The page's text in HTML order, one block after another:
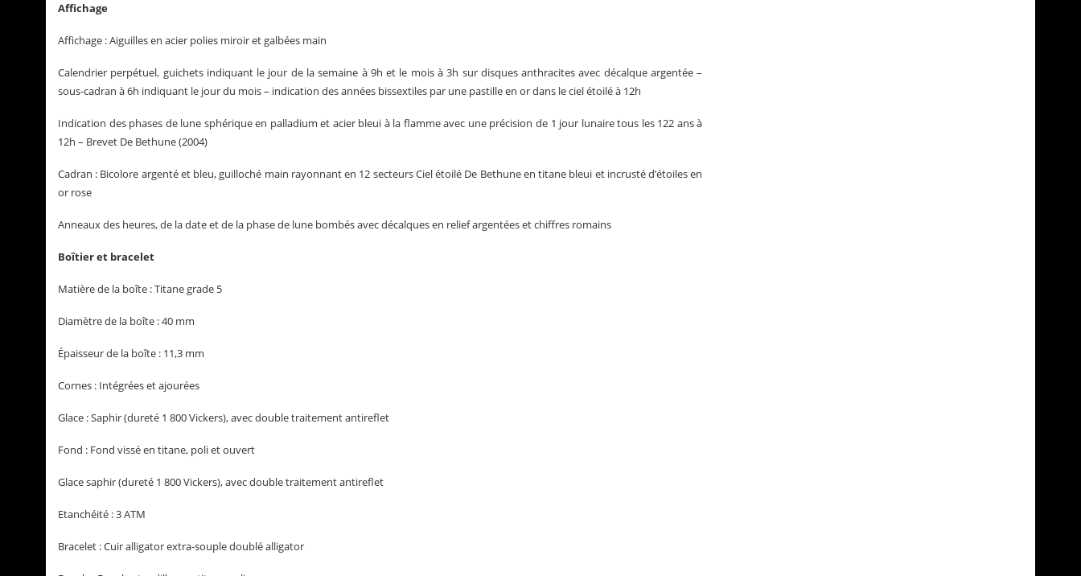
Affichage
Affichage : Aiguilles en acier polies miroir et galbées main
Calendrier perpétuel, guichets indiquant le jour de la semaine à 9h et le mois à 3h sur disques anthracites avec décalque argentée –
sous-cadran à 6h indiquant le jour du mois – indication des années bissextiles par une pastille en or dans le ciel étoilé à 12h
Indication des phases de lune sphérique en palladium et acier bleui à la flamme avec une précision de 1 jour lunaire tous les 122 ans à
12h – Brevet De Bethune (2004)
Cadran : Bicolore argenté et bleu, guilloché main rayonnant en 12 secteurs Ciel étoilé De Bethune en titane bleui et incrusté d’étoiles en
or rose
Anneaux des heures, de la date et de la phase de lune bombés avec décalques en relief argentées et chiffres romains
Boîtier et bracelet
Matière de la boîte : Titane grade 5
Diamètre de la boîte : 40 mm
Épaisseur de la boîte : 11,3 mm
Cornes : Intégrées et ajourées
Glace : Saphir (dureté 1 800 Vickers), avec double traitement antireflet
Fond : Fond vissé en titane, poli et ouvert
Glace saphir (dureté 1 800 Vickers), avec double traitement antireflet
Etanchéité : 3 ATM
Bracelet : Cuir alligator extra-souple doublé alligator